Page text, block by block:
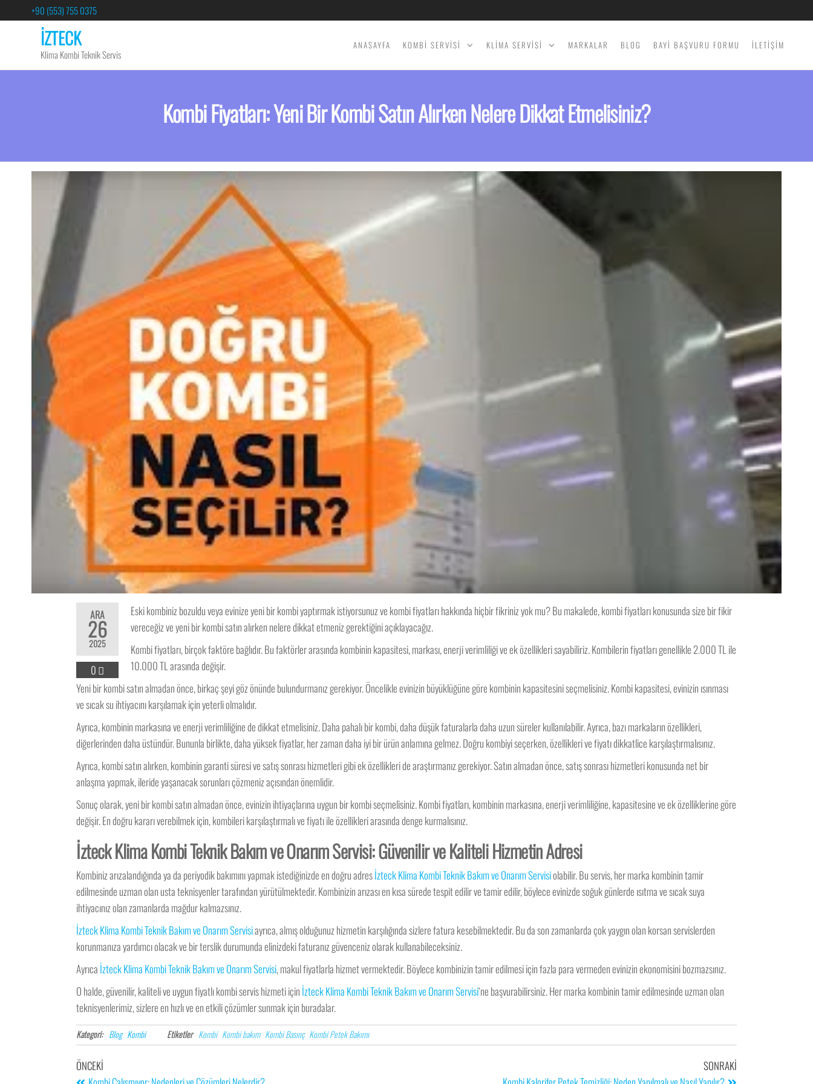
+90 (553) 755 0375
İZTECK
Klima Kombi Teknik Servis
ANASAYFA KOMBİ SERVİSİ KLİMA SERVİSİ MARKALAR BLOG BAYİ BAŞVURU FORMU İLETİŞİM
Kombi Fiyatları: Yeni Bir Kombi Satın Alırken Nelere Dikkat Etmelisiniz?
ARA
26
2025
0
Eski kombiniz bozuldu veya evinize yeni bir kombi yaptırmak istiyorsunuz ve kombi fiyatları hakkında hiçbir fikriniz yok mu? Bu makalede, kombi fiyatları konusunda size bir fikir
vereceğiz ve yeni bir kombi satın alırken nelere dikkat etmeniz gerektiğini açıklayacağız.
Kombi fiyatları, birçok faktöre bağlıdır. Bu faktörler arasında kombinin kapasitesi, markası, enerji verimliliği ve ek özellikleri sayabiliriz. Kombilerin fiyatları genellikle 2.000 TL ile
10.000 TL arasında değişir.
Yeni bir kombi satın almadan önce, birkaç şeyi göz önünde bulundurmanız gerekiyor. Öncelikle evinizin büyüklüğüne göre kombinin kapasitesini seçmelisiniz. Kombi kapasitesi, evinizin ısınması
ve sıcak su ihtiyacını karşılamak için yeterli olmalıdır.
Ayrıca, kombinin markasına ve enerji verimliliğine de dikkat etmelisiniz. Daha pahalı bir kombi, daha düşük faturalarla daha uzun süreler kullanılabilir. Ayrıca, bazı markaların özellikleri,
diğerlerinden daha üstündür. Bununla birlikte, daha yüksek fiyatlar, her zaman daha iyi bir ürün anlamına gelmez. Doğru kombiyi seçerken, özellikleri ve fiyatı dikkatlice karşılaştırmalısınız.
Ayrıca, kombi satın alırken, kombinin garanti süresi ve satış sonrası hizmetleri gibi ek özellikleri de araştırmanız gerekiyor. Satın almadan önce, satış sonrası hizmetleri konusunda net bir
anlaşma yapmak, ileride yaşanacak sorunları çözmeniz açısından önemlidir.
Sonuç olarak, yeni bir kombi satın almadan önce, evinizin ihtiyaçlarına uygun bir kombi seçmelisiniz. Kombi fiyatları, kombinin markasına, enerji verimliliğine, kapasitesine ve ek özelliklerine göre
değişir. En doğru kararı verebilmek için, kombileri karşılaştırmalı ve fiyatı ile özellikleri arasında denge kurmalısınız.
İzteck Klima Kombi Teknik Bakım ve Onarım Servisi: Güvenilir ve Kaliteli Hizmetin Adresi
Kombiniz arızalandığında ya da periyodik bakımını yapmak istediğinizde en doğru adresİzteck Klima Kombi Teknik Bakım ve Onarım Servisiolabilir. Bu servis, her marka kombinin tamir
edilmesinde uzman olan usta teknisyenler tarafından yürütülmektedir. Kombinizin arızası en kısa sürede tespit edilir ve tamir edilir, böylece evinizde soğuk günlerde ısıtma ve sıcak suya
ihtiyacınız olan zamanlarda mağdur kalmazsınız.
İzteck Klima Kombi Teknik Bakım ve Onarım Servisiayrıca, almış olduğunuz hizmetin karşılığında sizlere fatura kesebilmektedir. Bu da son zamanlarda çok yaygın olan korsan servislerden
korunmanıza yardımcı olacak ve bir terslik durumunda elinizdeki faturanız güvenceniz olarak kullanabileceksiniz.
Ayrıca İzteck Klima Kombi Teknik Bakım ve Onarım Servisi, makul fiyatlarla hizmet vermektedir. Böylece kombinizin tamir edilmesi için fazla para vermeden evinizin ekonomisini bozmazsınız.
O halde, güvenilir, kaliteli ve uygun fiyatlı kombi servis hizmeti için İzteck Klima Kombi Teknik Bakım ve Onarım Servisi‘ne başvurabilirsiniz. Her marka kombinin tamir edilmesinde uzman olan
teknisyenlerimiz, sizlere en hızlı ve en etkili çözümler sunmak için buradalar.
Kategori: Blog Kombi Etiketler Kombi Kombi bakım Kombi Basınç Kombi Petek Bakımı
ÖNCEKI
SONRAKI